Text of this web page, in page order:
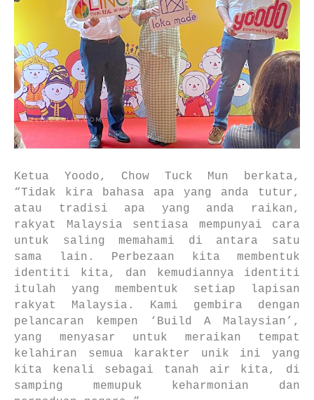
Ketua Yoodo, Chow Tuck Mun berkata,
“Tidak kira bahasa apa yang anda tutur,
atau tradisi apa yang anda raikan,
rakyat Malaysia sentiasa mempunyai cara
untuk saling memahami di antara satu
sama lain. Perbezaan kita membentuk
identiti kita, dan kemudiannya identiti
itulah yang membentuk setiap lapisan
rakyat Malaysia. Kami gembira dengan
pelancaran kempen ‘Build A Malaysian’,
yang menyasar untuk meraikan tempat
kelahiran semua karakter unik ini yang
kita kenali sebagai tanah air kita, di
samping memupuk keharmonian dan